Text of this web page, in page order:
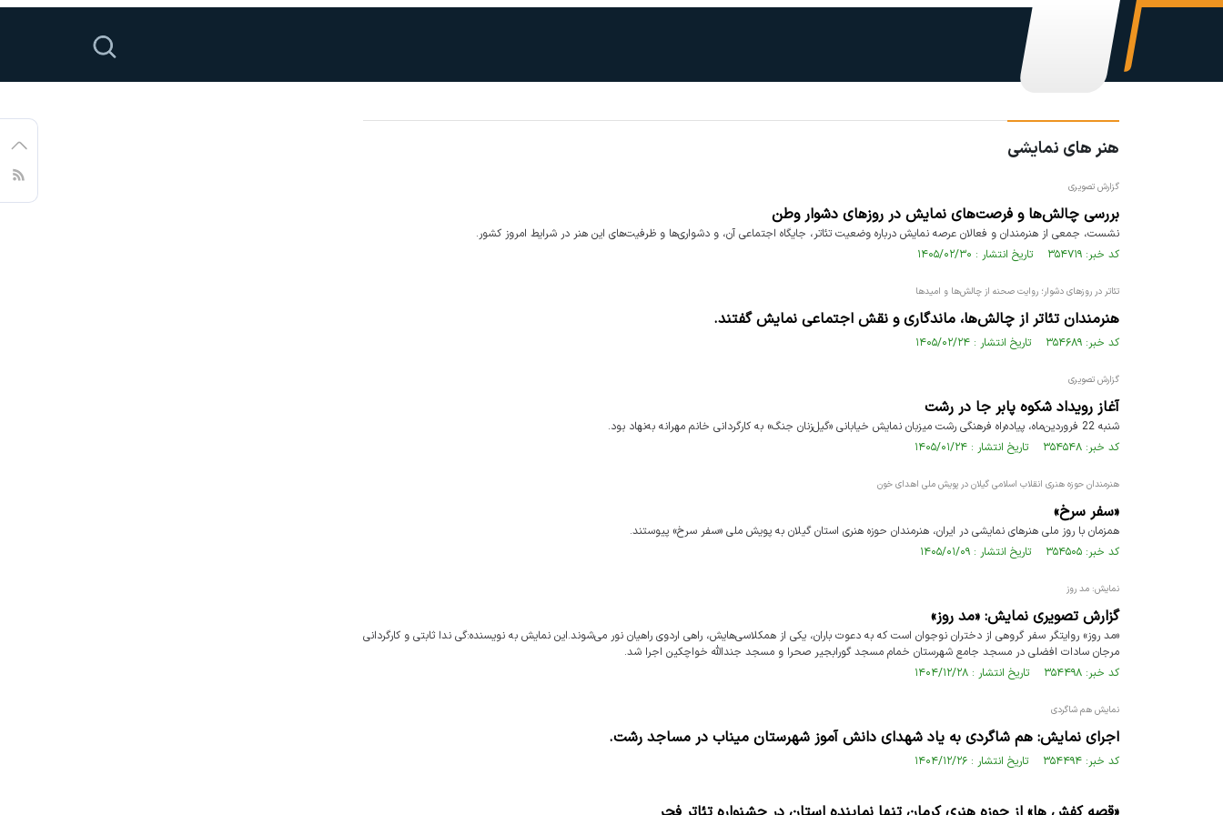
هنر های نمایشی
گزارش تصویری
بررسی چالش‌ها و فرصت‌های نمایش در روزهای دشوار وطن
نشست، جمعی از هنرمندان و فعالان عرصه نمایش درباره وضعیت تئاتر، جایگاه اجتماعی آن، و دشواری‌ها و ظرفیت‌های این هنر در شرایط امروز کشور.
کد خبر: ۳۵۴۷۱۹ تاریخ انتشار : ۱۴۰۵/۰۲/۳۰
تئاتر در روزهای دشوار؛ روایت صحنه از چالش‌ها و امیدها
هنرمندان تئاتر از چالش‌ها، ماندگاری و نقش اجتماعی نمایش گفتند.
کد خبر: ۳۵۴۶۸۹ تاریخ انتشار : ۱۴۰۵/۰۲/۲۴
گزارش تصویری
آغاز رویداد شکوه پابر جا در رشت
شنبه 22 فروردین‌ماه، پیاده‌راه فرهنگی رشت میزبان نمایش خیابانی «گیل‌‌زنان جنگ» به کارگردانی خانم مهرانه به‌نهاد بود.
کد خبر: ۳۵۴۵۴۸ تاریخ انتشار : ۱۴۰۵/۰۱/۲۴
هنرمندان حوزه هنری انقلاب اسلامی گیلان در پویش ملی اهدای خون
«سفر سرخ»
همزمان با روز ملی هنرهای نمایشی در ایران، هنرمندان حوزه هنری استان گیلان به پویش ملی «سفر سرخ» پیوستند.
کد خبر: ۳۵۴۵۰۵ تاریخ انتشار : ۱۴۰۵/۰۱/۰۹
نمایش: مد روز
گزارش تصویری نمایش: «مد روز»
«مد روز» روایتگر سفر گروهی از دختران نوجوان است که به دعوت باران، یکی از همکلاسی‌هایش، راهی اردوی راهیان نور می‌شوند.این نمایش به نویسنده:گی ندا ثابتی و کارگردانی
مرجان سادات افضلی در مسجد جامع شهرستان خمام مسجد گورابجیر صحرا و مسجد جندالله خواچکین اجرا شد.
کد خبر: ۳۵۴۴۹۸ تاریخ انتشار : ۱۴۰۴/۱۲/۲۸
نمایش هم شاگردی
اجرای نمایش: هم شاگردی به یاد شهدای دانش آموز شهرستان میناب در مساجد رشت.
کد خبر: ۳۵۴۴۹۴ تاریخ انتشار : ۱۴۰۴/۱۲/۲۶